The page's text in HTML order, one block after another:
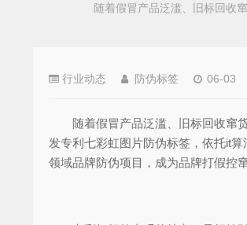
随着假冒产品泛滥、旧标回收窜
行业动态 防伪标签 06-03
随着假冒产品泛滥、旧标回收窜货
发专利七彩虹图片防伪标签，依托it
领域品牌防伪项目，成为品牌打假控